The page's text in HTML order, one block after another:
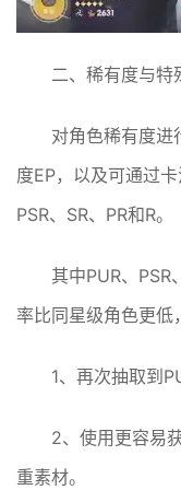
二、稀有度与特
对角色稀有度进
度EP，以及可通过
PSR、SR、PR和R。
其中PUR、
率比同星级角色更低
1、再次抽取到
2、使用更容易
重素材。